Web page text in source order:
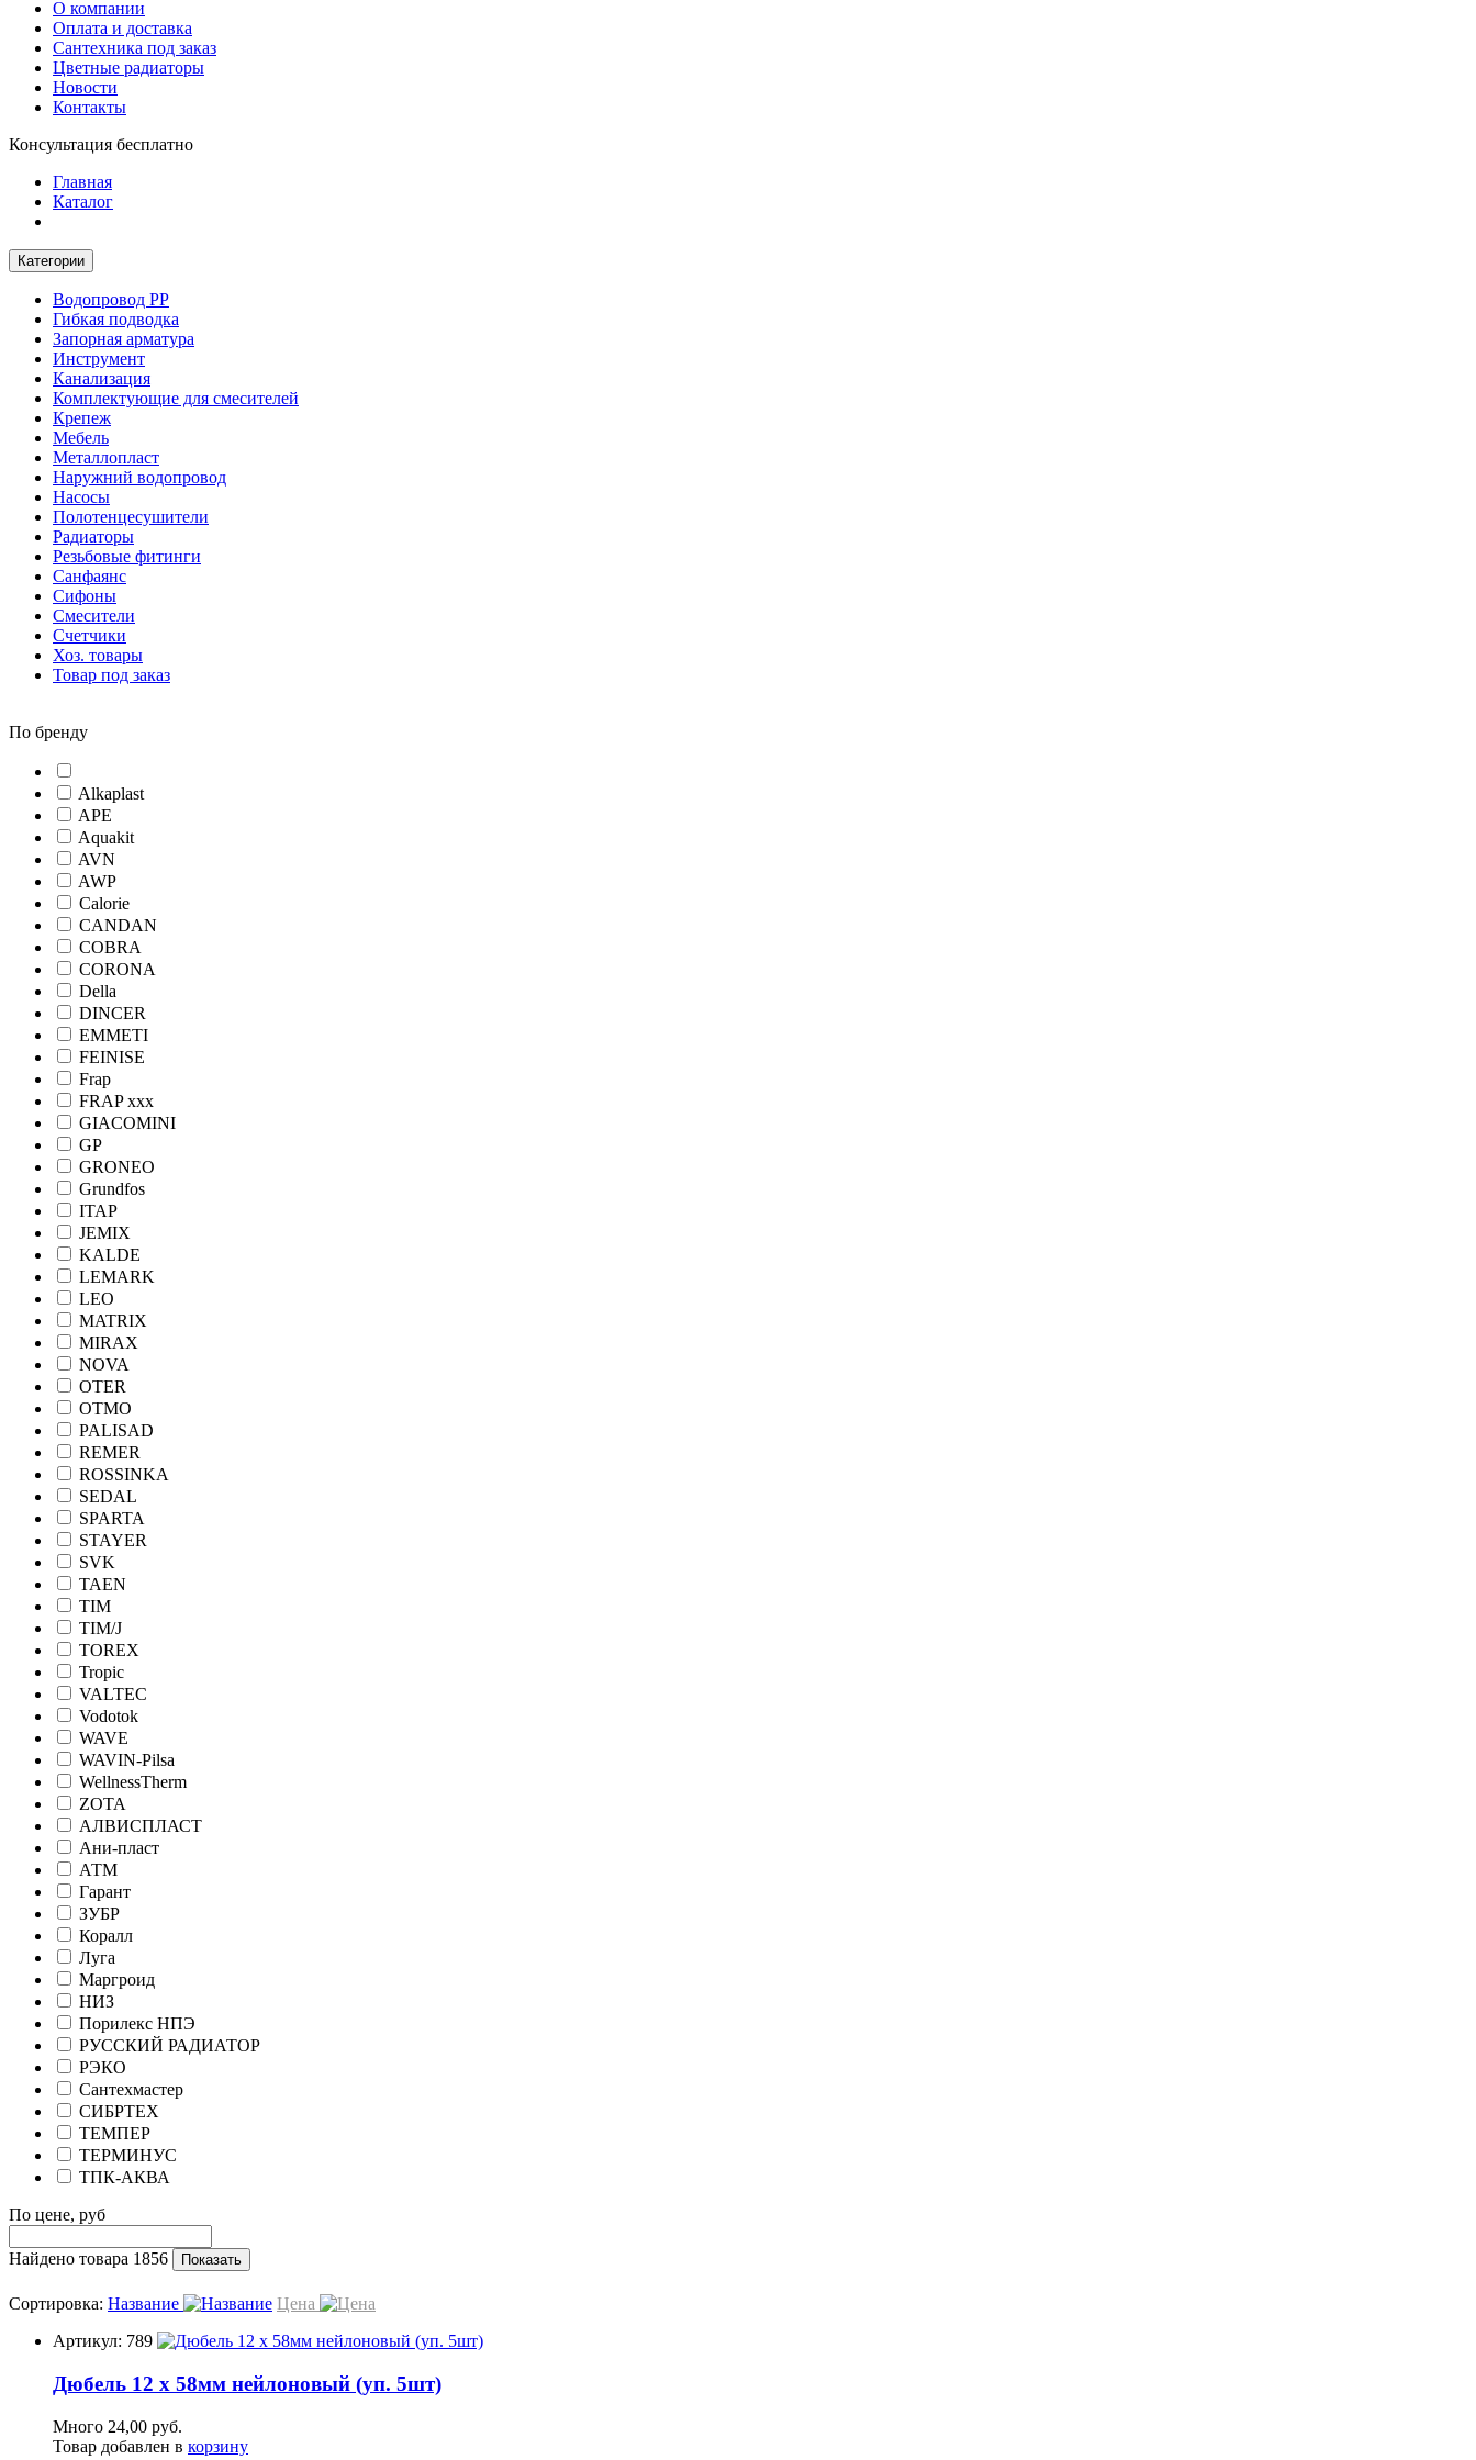
О компании
Оплата и доставка
Сантехника под заказ
Цветные радиаторы
Новости
Контакты
Консультация бесплатно
Главная
Каталог
Категории
Водопровод РР
Гибкая подводка
Запорная арматура
Инструмент
Канализация
Комплектующие для смесителей
Крепеж
Мебель
Металлопласт
Наружний водопровод
Насосы
Полотенцесушители
Радиаторы
Резьбовые фитинги
Санфаянс
Сифоны
Смесители
Счетчики
Хоз. товары
Товар под заказ
По бренду
Alkaplast
APE
Aquakit
AVN
AWP
Calorie
CANDAN
COBRA
CORONA
Della
DINCER
EMMETI
FEINISE
Frap
FRAP ххх
GIACOMINI
GP
GRONEO
Grundfos
ITAP
JEMIX
KALDE
LEMARK
LEO
MATRIX
MIRAX
NOVA
OTER
OTMO
PALISAD
REMER
ROSSINKA
SEDAL
SPARTA
STAYER
SVK
TAEN
TIM
TIM/J
TOREX
Tropic
VALTEC
Vodotok
WAVE
WAVIN-Pilsa
WellnessTherm
ZOTA
АЛВИСПЛАСТ
Ани-пласт
АТМ
Гарант
ЗУБР
Коралл
Луга
Маргроид
НИЗ
Порилекс НПЭ
РУССКИЙ РАДИАТОР
РЭКО
Сантехмастер
СИБРТЕХ
ТЕМПЕР
ТЕРМИНУС
ТПК-АКВА
По цене, руб
Найдено товара 1856 Показать
Сортировка: Название
Цена
Артикул: 789
Дюбель 12 х 58мм нейлоновый (уп. 5шт)
Много 24,00 руб.
Товар добавлен в корзину